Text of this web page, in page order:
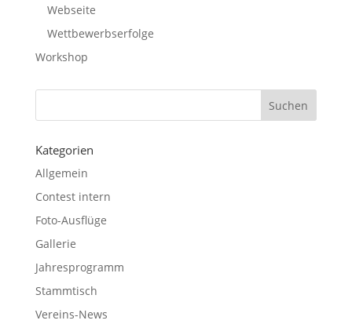
Webseite
Wettbewerbserfolge
Workshop
Kategorien
Allgemein
Contest intern
Foto-Ausflüge
Gallerie
Jahresprogramm
Stammtisch
Vereins-News